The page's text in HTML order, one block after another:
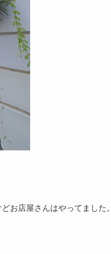
お店屋さんはやってました。